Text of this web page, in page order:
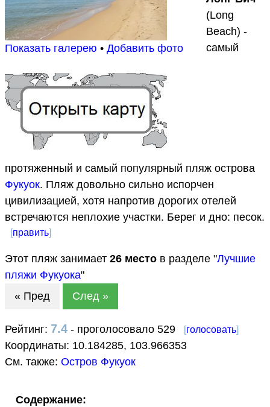
Показать галерею • Добавить фото
(Long
Beach) -
самый
протяженный и самый популярный пляж острова
Фукуок. Пляж довольно сильно испорчен
цивилизацией, хотя напротив дорогих отелей
встречаются неплохие участки. Берег и дно: песок.
[править]
Этот пляж занимает 26 место в разделе "Лучшие
пляжи Фукуока"
« Пред
След »
Рейтинг: 7.4 - проголосовало 529 [голосовать]
Координаты: 10.184285, 103.966353
См. также: Остров Фукуок
Содержание: